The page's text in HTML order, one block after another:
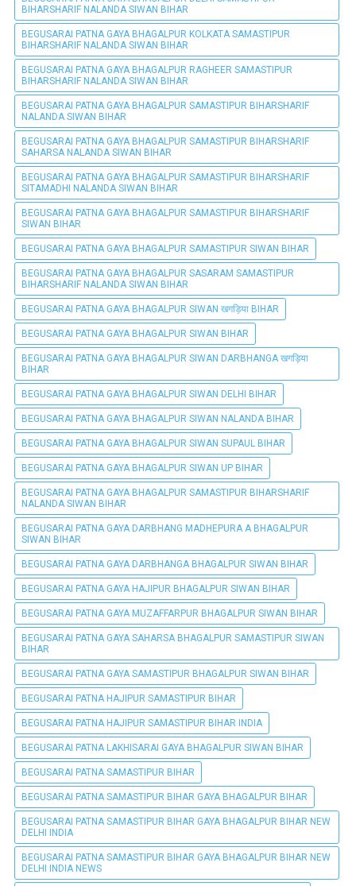
BIHARSHARIF NALANDA SIWAN BIHAR
BEGUSARAI PATNA GAYA BHAGALPUR KOLKATA SAMASTIPUR
BIHARSHARIF NALANDA SIWAN BIHAR
BEGUSARAI PATNA GAYA BHAGALPUR RAGHEER SAMASTIPUR
BIHARSHARIF NALANDA SIWAN BIHAR
BEGUSARAI PATNA GAYA BHAGALPUR SAMASTIPUR BIHARSHARIF
NALANDA SIWAN BIHAR
BEGUSARAI PATNA GAYA BHAGALPUR SAMASTIPUR BIHARSHARIF
SAHARSA NALANDA SIWAN BIHAR
BEGUSARAI PATNA GAYA BHAGALPUR SAMASTIPUR BIHARSHARIF
SITAMADHI NALANDA SIWAN BIHAR
BEGUSARAI PATNA GAYA BHAGALPUR SAMASTIPUR BIHARSHARIF
SIWAN BIHAR
BEGUSARAI PATNA GAYA BHAGALPUR SAMASTIPUR SIWAN BIHAR
BEGUSARAI PATNA GAYA BHAGALPUR SASARAM SAMASTIPUR
BIHARSHARIF NALANDA SIWAN BIHAR
BEGUSARAI PATNA GAYA BHAGALPUR SIWAN खगड़िया BIHAR
BEGUSARAI PATNA GAYA BHAGALPUR SIWAN BIHAR
BEGUSARAI PATNA GAYA BHAGALPUR SIWAN DARBHANGA खगड़िया
BIHAR
BEGUSARAI PATNA GAYA BHAGALPUR SIWAN DELHI BIHAR
BEGUSARAI PATNA GAYA BHAGALPUR SIWAN NALANDA BIHAR
BEGUSARAI PATNA GAYA BHAGALPUR SIWAN SUPAUL BIHAR
BEGUSARAI PATNA GAYA BHAGALPUR SIWAN UP BIHAR
BEGUSARAI PATNA GAYA BHAGALPUR SAMASTIPUR BIHARSHARIF
NALANDA SIWAN BIHAR
BEGUSARAI PATNA GAYA DARBHANG MADHEPURA A BHAGALPUR
SIWAN BIHAR
BEGUSARAI PATNA GAYA DARBHANGA BHAGALPUR SIWAN BIHAR
BEGUSARAI PATNA GAYA HAJIPUR BHAGALPUR SIWAN BIHAR
BEGUSARAI PATNA GAYA MUZAFFARPUR BHAGALPUR SIWAN BIHAR
BEGUSARAI PATNA GAYA SAHARSA BHAGALPUR SAMASTIPUR SIWAN
BIHAR
BEGUSARAI PATNA GAYA SAMASTIPUR BHAGALPUR SIWAN BIHAR
BEGUSARAI PATNA HAJIPUR SAMASTIPUR BIHAR
BEGUSARAI PATNA HAJIPUR SAMASTIPUR BIHAR INDIA
BEGUSARAI PATNA LAKHISARAI GAYA BHAGALPUR SIWAN BIHAR
BEGUSARAI PATNA SAMASTIPUR BIHAR
BEGUSARAI PATNA SAMASTIPUR BIHAR GAYA BHAGALPUR BIHAR
BEGUSARAI PATNA SAMASTIPUR BIHAR GAYA BHAGALPUR BIHAR NEW
DELHI INDIA
BEGUSARAI PATNA SAMASTIPUR BIHAR GAYA BHAGALPUR BIHAR NEW
DELHI INDIA NEWS